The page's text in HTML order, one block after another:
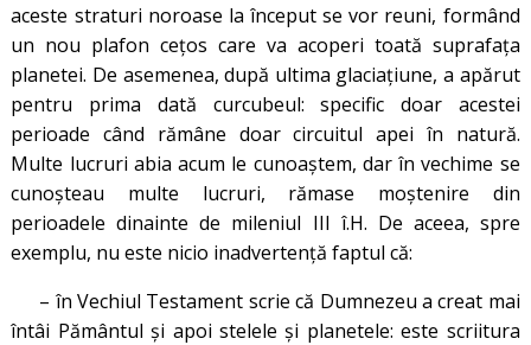
aceste straturi noroase la început se vor reuni, formând
un nou plafon cețos care va acoperi toată suprafața
planetei. De asemenea, după ultima glaciațiune, a apărut
pentru prima dată curcubeul: specific doar acestei
perioade când rămâne doar circuitul apei în natură.
Multe lucruri abia acum le cunoaștem, dar în vechime se
cunoșteau multe lucruri, rămase moștenire din
perioadele dinainte de mileniul III î.H. De aceea, spre
exemplu, nu este nicio inadvertență faptul că:
– în Vechiul Testament scrie că Dumnezeu a creat mai
întâi Pământul și apoi stelele și planetele: este scriitura